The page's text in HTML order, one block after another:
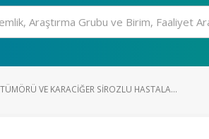
VE KARACIĞER SIROZLU HASTALA...